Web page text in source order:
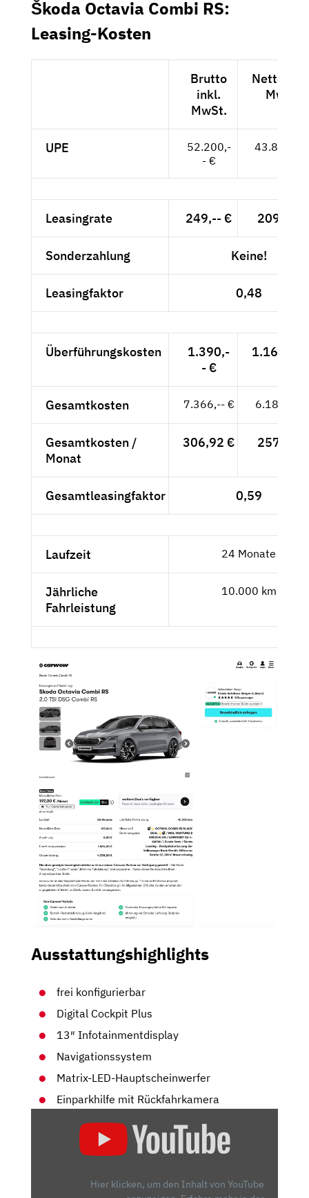
Škoda Octavia Combi RS:
Leasing-Kosten
Brutto
inkl.
MwSt.
Netto
MwSt.
UPE
52.200,-
- €
43.866,--
Leasingrate 249,-- € 209,24 €
Sonderzahlung Keine!
Leasingfaktor 0,48
Überführungskosten
1.390,-
- €
1.168,07
Gesamtkosten 7.366,-- € 6.189,92
Gesamtkosten /
Monat
306,92 € 257,91 €
Gesamtleasingfaktor 0,59
Laufzeit 24 Monate
Jährliche
Fahrleistung
10.000 km
Ausstattungshighlights
frei konfigurierbar
Digital Cockpit Plus
13″ Infotainmentdisplay
Navigationssystem
Matrix-LED-Hauptscheinwerfer
Einparkhilfe mit Rückfahrkamera
Hier klicken, um den Inhalt von YouTube